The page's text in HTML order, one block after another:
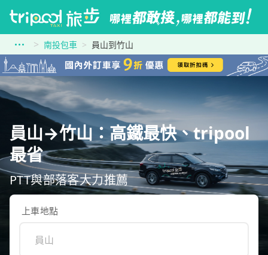
南投包車 員山到竹山
員山→竹山：高鐵最快、tripool
最省
PTT與部落客大力推薦
上車地點